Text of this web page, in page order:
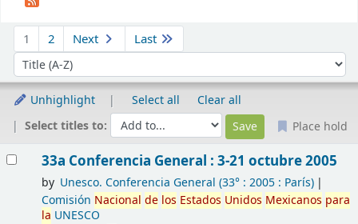
1 2 Next Last
Sort by:
Unhighlight Select all
Clear all
Select titles to:
Place hold
33a Conferencia General : 3-21 octubre 2005
by Unesco. Conferencia General (33° : 2005 : París)
Comisión Nacional de los Estados Unidos Mexicanos para
la UNESCO